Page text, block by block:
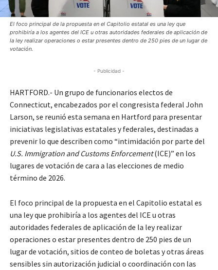
El foco principal de la propuesta en el Capitolio estatal es una ley que
prohibiría a los agentes del ICE u otras autoridades federales de aplicación de
la ley realizar operaciones o estar presentes dentro de 250 pies de un lugar de
votación.
- Publicidad -
HARTFORD.- Un grupo de funcionarios electos de
Connecticut, encabezados por el congresista federal John
Larson, se reunió esta semana en Hartford para presentar
iniciativas legislativas estatales y federales, destinadas a
prevenir lo que describen como “intimidación por parte del
U.S. Immigration and Customs Enforcement(ICE)” en los
lugares de votación de cara a las elecciones de medio
término de 2026.
El foco principal de la propuesta en el Capitolio estatal es
una ley que prohibiría a los agentes del ICE u otras
autoridades federales de aplicación de la ley realizar
operaciones o estar presentes dentro de 250 pies de un
lugar de votación, sitios de conteo de boletas y otras áreas
sensibles sin autorización judicial o coordinación con las